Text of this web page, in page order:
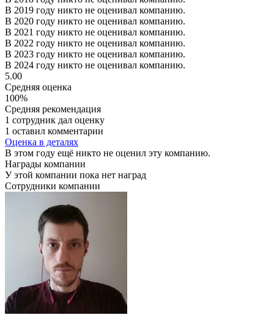
В 2019 году никто не оценивал компанию.
В 2020 году никто не оценивал компанию.
В 2021 году никто не оценивал компанию.
В 2022 году никто не оценивал компанию.
В 2023 году никто не оценивал компанию.
В 2024 году никто не оценивал компанию.
5.00
Средняя оценка
100%
Средняя рекомендация
1 сотрудник дал оценку
1 оставил комментарии
Оценка в деталях
В этом году ещё никто не оценил эту компанию.
Награды компании
У этой компании пока нет наград
Сотрудники компании